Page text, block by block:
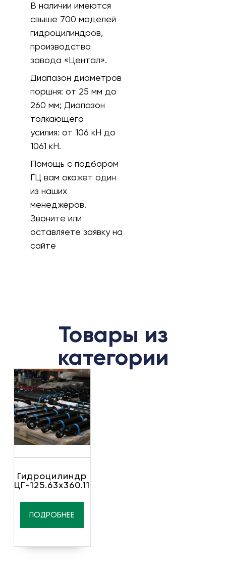
В наличии имеются
свыше 700 моделей
гидроцилиндров,
производства
завода «Центал».
Диапазон диаметров
поршня:от 25 мм до
260 мм; Диапазон
толкающего
усилия:от 106 кH до
1061 кН.
Помощь с подбором
ГЦ вам окажет один
из наших
менеджеров.
Звоните или
оставляете заявку на
сайте
Товары из
категории
Гидроцилиндр
ЦГ-125.63х360.11
ПОДРОБНЕЕ